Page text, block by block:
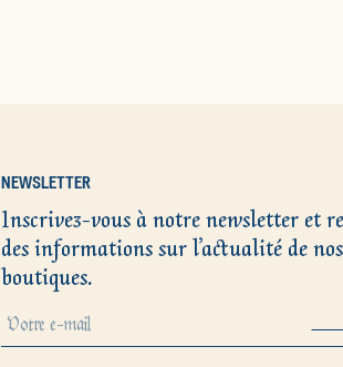
NEWSLETTER
Inscrivez-vous à notre newsletter et
des informations sur l’actualité de nos
boutiques.